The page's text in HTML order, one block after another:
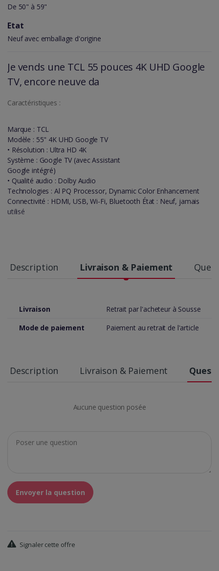
De 50" à 59"
Etat
Neuf avec emballage d'origine
Je vends une TCL 55 pouces 4K UHD Google
TV, encore neuve da
Caractéristiques :
Marque : TCL
Modèle : 55" 4K UHD Google TV
• Résolution : Ultra HD 4K
Système : Google TV (avec Assistant
Google intégré)
• Qualité audio : Dolby Audio
Technologies : Al PQ Processor, Dynamic Color Enhancement
Connectivité : HDMI, USB, Wi-Fi, Bluetooth État : Neuf, jamais
utilisé
Description Livraison & Paiement
Livraison
Retrait par l'acheteur à Sousse
Mode de paiement
Paiement au retrait de l'article
Description Livraison & Paiement
Aucune question posée
Envoyer la question
Signaler cette offre